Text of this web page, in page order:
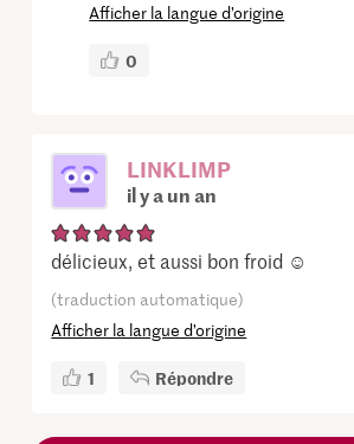
Afficher la langue d’origine
0
LINKLIMP
il y a un an
délicieux, et aussi bon froid ☺️
(traduction automatique)
Afficher la langue d’origine
1 Répondre